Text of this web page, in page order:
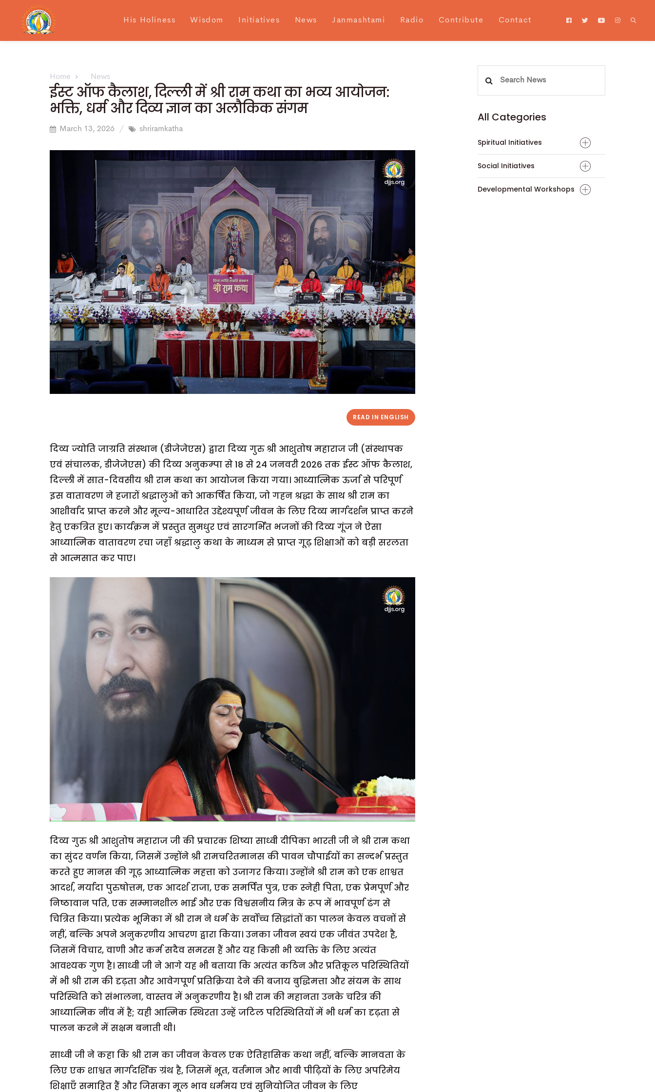
His Holiness Wisdom Initiatives News Janmashtami Radio Contribute Contact
Home News
ईस्ट ऑफ कैलाश, दिल्ली में श्री राम कथा का भव्य आयोजन:
भक्ति, धर्म और दिव्य ज्ञान का अलौकिक संगम
March 13, 2026 shriramkatha
READ IN ENGLISH
दिव्य ज्योति जाग्रति संस्थान (डीजेजेएस) द्वारा दिव्य गुरु श्री आशुतोष महाराज जी (संस्थापक
एवं संचालक, डीजेजेएस) की दिव्य अनुकम्पा से 18 से 24 जनवरी 2026 तक ईस्ट ऑफ कैलाश,
दिल्ली में सात-दिवसीय श्री राम कथा का आयोजन किया गया। आध्यात्मिक ऊर्जा से परिपूर्ण
इस वातावरण ने हजारों श्रद्धालुओं को आकर्षित किया, जो गहन श्रद्धा के साथ श्री राम का
आशीर्वाद प्राप्त करने और मूल्य-आधारित उद्देश्यपूर्ण जीवन के लिए दिव्य मार्गदर्शन प्राप्त करने
हेतु एकत्रित हुए। कार्यक्रम में प्रस्तुत सुमधुर एवं सारगर्भित भजनों की दिव्य गूंज ने ऐसा
आध्यात्मिक वातावरण रचा जहाँ श्रद्धालु कथा के माध्यम से प्राप्त गूढ़ शिक्षाओं को बड़ी सरलता
से आत्मसात कर पाए।
दिव्य गुरु श्री आशुतोष महाराज जी की प्रचारक शिष्या साध्वी दीपिका भारती जी ने श्री राम कथा
का सुंदर वर्णन किया, जिसमें उन्होंने श्री रामचरितमानस की पावन चौपाईयों का सन्दर्भ प्रस्तुत
करते हुए मानस की गूढ़ आध्यात्मिक महत्ता को उजागर किया। उन्होंने श्री राम को एक शाश्वत
आदर्श, मर्यादा पुरुषोत्तम, एक आदर्श राजा, एक समर्पित पुत्र, एक स्नेही पिता, एक प्रेमपूर्ण और
निष्ठावान पति, एक सम्मानशील भाई और एक विश्वसनीय मित्र के रूप में भावपूर्ण ढंग से
चित्रित किया। प्रत्येक भूमिका में श्री राम ने धर्म के सर्वोच्च सिद्धांतों का पालन केवल वचनों से
नहीं, बल्कि अपने अनुकरणीय आचरण द्वारा किया। उनका जीवन स्वयं एक जीवंत उपदेश है,
जिसमें विचार, वाणी और कर्म सदैव समरस हैं और यह किसी भी व्यक्ति के लिए अत्यंत
आवश्यक गुण है। साध्वी जी ने आगे यह भी बताया कि अत्यंत कठिन और प्रतिकूल परिस्थितियों
में भी श्री राम की दृढ़ता और आवेगपूर्ण प्रतिक्रिया देने की बजाय बुद्धिमत्ता और संयम के साथ
परिस्थिति को संभालना, वास्तव में अनुकरणीय है। श्री राम की महानता उनके चरित्र की
आध्यात्मिक नींव में है; यही आत्मिक स्थिरता उन्हें जटिल परिस्थितियों में भी धर्म का दृढ़ता से
पालन करने में सक्षम बनाती थी।
साध्वी जी ने कहा कि श्री राम का जीवन केवल एक ऐतिहासिक कथा नहीं, बल्कि मानवता के
लिए एक शाश्वत मार्गदर्शिक ग्रंथ है, जिसमें भूत, वर्तमान और भावी पीढ़ियों के लिए अपरिमेय
शिक्षाएँ समाहित हैं और जिसका मूल भाव धर्ममय एवं सुनियोजित जीवन के लिए
All Categories
Spiritual Initiatives
Social Initiatives
Developmental Workshops